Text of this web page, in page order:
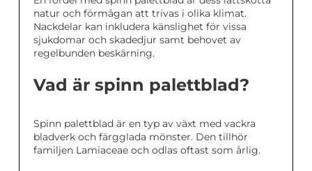
natur och förmågan att trivas i olika klimat.
Nackdelar kan inkludera känslighet för vissa
sjukdomar och skadedjur samt behovet av
regelbunden beskärning.
Vad är spinn palettblad?
Spinn palettblad är en typ av växt med vackra
bladverk och färgglada mönster. Den tillhör
familjen Lamiaceae och odlas oftast som årlig.